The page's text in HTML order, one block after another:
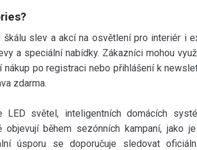
slev a akcí na osvětlení pro interiér i
a speciální nabídky. Zákazníci mohou
po registraci nebo přihlášení k
zdarma.
LED světel, inteligentních domácích
během sezónních kampaní, jako
úsporu se doporučuje sledovat